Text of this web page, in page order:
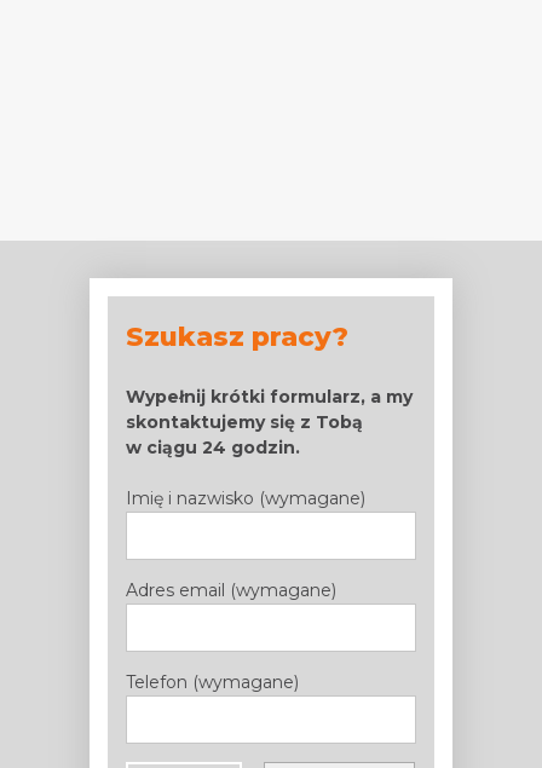
Szukasz pracy?
Wypełnij krótki formularz, a my
skontaktujemy się z Tobą
w ciągu 24 godzin.
Imię i nazwisko (wymagane)
Adres email (wymagane)
Telefon (wymagane)